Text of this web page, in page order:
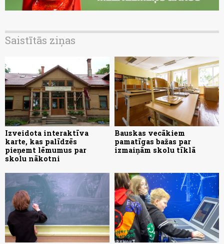
Saistītās ziņas
Izveidota interaktīva
karte, kas palīdzēs
pieņemt lēmumus par
skolu nākotni
Bauskas vecākiem
pamatīgas bažas par
izmaiņām skolu tīklā